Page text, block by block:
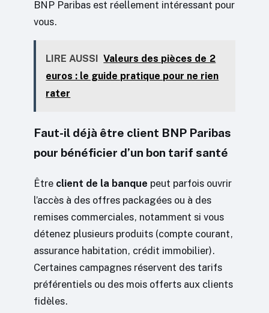
BNP Paribas est réellement intéressant pour
vous.
LIRE AUSSI Valeurs des pièces de 2
euros : le guide pratique pour ne rien
rater
Faut-il déjà être client BNP Paribas
pour bénéficier d’un bon tarif santé
Être client de la banque peut parfois ouvrir
l’accès à des offres packagées ou à des
remises commerciales, notamment si vous
détenez plusieurs produits (compte courant,
assurance habitation, crédit immobilier).
Certaines campagnes réservent des tarifs
préférentiels ou des mois offerts aux clients
fidèles.